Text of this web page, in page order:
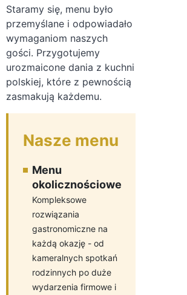
Staramy się, menu było
przemyślane i odpowiadało
wymaganiom naszych
gości. Przygotujemy
urozmaicone dania z kuchni
polskiej, które z pewnością
zasmakują każdemu.
Nasze menu
Menu
okolicznościowe
Kompleksowe
rozwiązania
gastronomiczne na
każdą okazję - od
kameralnych spotkań
rodzinnych po duże
wydarzenia firmowe i